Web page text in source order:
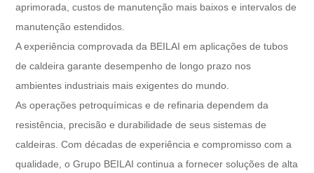
aprimorada, custos de manutenção mais baixos e intervalos de
manutenção estendidos.
A experiência comprovada da BEILAI em aplicações de tubos
de caldeira garante desempenho de longo prazo nos
ambientes industriais mais exigentes do mundo.
As operações petroquímicas e de refinaria dependem da
resistência, precisão e durabilidade de seus sistemas de
caldeiras. Com décadas de experiência e compromisso com a
qualidade, o Grupo BEILAI continua a fornecer soluções de alta